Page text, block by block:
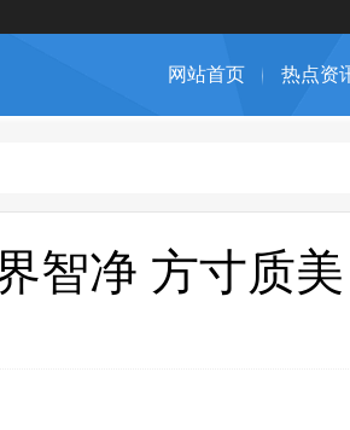
网站首页 热点资
智净 方寸质美